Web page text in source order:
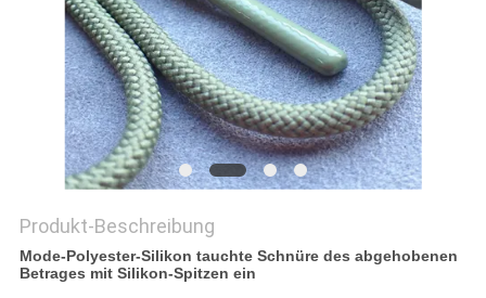
Produkt-Beschreibung
Mode-Polyester-Silikon tauchte Schnüre des abgehobenen
Betrages mit Silikon-Spitzen ein